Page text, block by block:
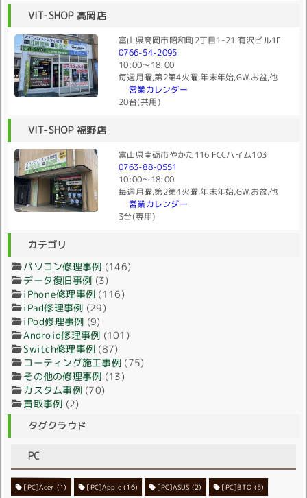
VIT-SHOP 高岡店
富山県高岡市昭和町2丁目1-21 有沢ビル1F
0766-54-2095
10:00〜18:00
毎週月曜,第2第4火曜,年末年始,GW,お盆,他
営業カレンダー
20台(共用)
VIT-SHOP 福野店
富山県南砺市やかた116 FCCハイム103
0763-88-0551
10:00〜18:00
毎週月曜,第2第4火曜,年末年始,GW,お盆,他
営業カレンダー
3台(専用)
カテゴリ
パソコン修理事例 (146)
データ復旧事例 (3)
iPhone修理事例 (116)
iPad修理事例 (29)
iPod修理事例 (9)
Android修理事例 (101)
Switch修理事例 (87)
コーティング施工事例 (75)
その他の修理事例 (13)
カスタム事例(70)
買取事例 (2)
タグクラウド
PC
[PC]Acer (1) [PC]Apple(16) [PC]ASUS (2) [PC]BTO (5)